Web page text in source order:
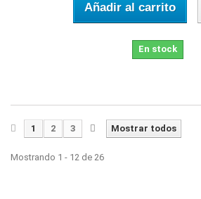
Añadir al carrito
En stock
Mostrar todos
1 2 3
Mostrando 1 - 12 de 26